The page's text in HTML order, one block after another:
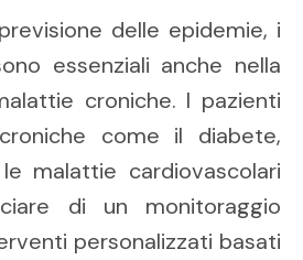
delle epidemie, i
essenziali anche nella
croniche. I pazienti
come il diabete,
malattie cardiovascolari
di un monitoraggio
personalizzati basati